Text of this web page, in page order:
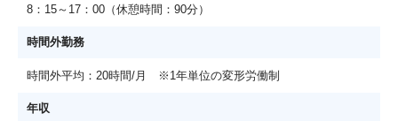
8：15～17：00（休憩時間：90分）
時間外勤務
時間外平均：20時間/月 ※1年単位の変形労働制
年収